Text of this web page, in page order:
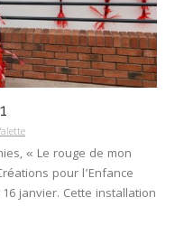
« Le rouge de mon
pour l’Enfance
janvier. Cette installation